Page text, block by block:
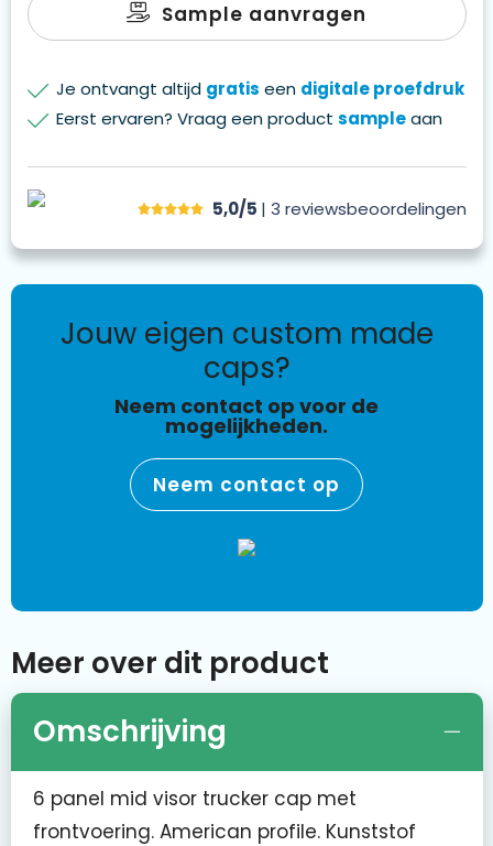
Sample aanvragen
Je ontvangt altijd gratis een digitale proefdruk
Eerst ervaren? Vraag een product sampleaan
5,0/5 | 3 reviewsbeoordelingen
jouw eigen custom made
caps?
Neem contact op voor de
mogelijkheden.
Neem contact op
Meer over dit product
Omschrijving
6 panel mid visor trucker cap met
frontvoering. American profile. Kunststof